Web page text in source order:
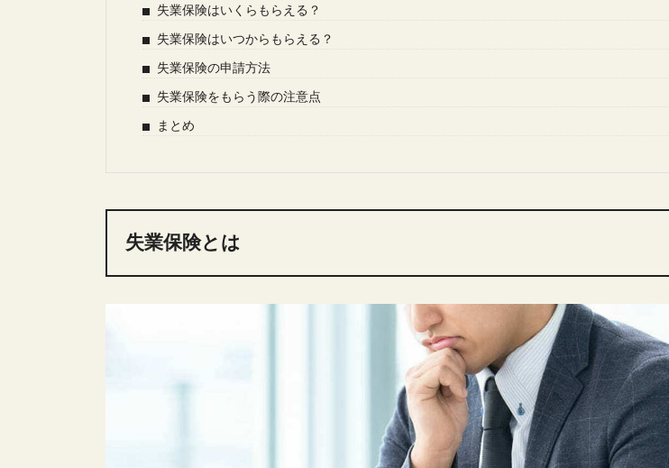
失業保険はいくらもらえる？
失業保険はいつからもらえる？
失業保険の申請方法
失業保険をもらう際の注意点
まとめ
失業保険とは